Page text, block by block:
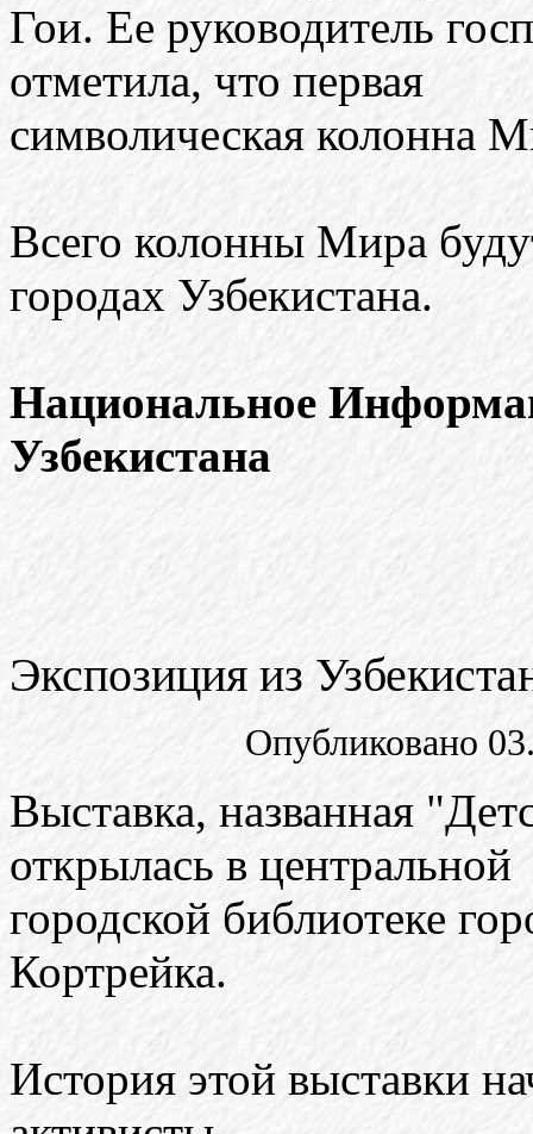
Гои. Ее руководитель
отметила, что первая
символическая колонна
Всего колонны Мира
городах Узбекистана.
Национальное
Узбекистана
Экспозиция из
Опубликовано
Выставка, названная
открылась в центральной
городской библиотеке
Кортрейка.
История этой выставки